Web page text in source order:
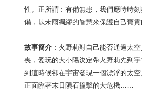
性。正所謂：有備無患，我們應時時
備，以未雨綢繆的智慧來保護自己寶貴
故事簡介 ：火野莉對自己能否通過太
喪，愛玩的大小陽決定帶火野莉先到
到這時候卻在宇宙發現一個漂浮的太
正面臨著末日隕石撞擊的大危機……